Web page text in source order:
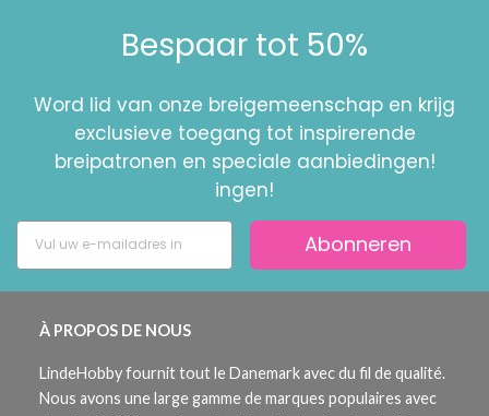
Bespaar tot 50%
Word lid van onze breigemeenschap en krijg
exclusieve toegang tot inspirerende
breipatronen en speciale aanbiedingen!
ingen!
Abonneren
À PROPOS DE NOUS
LindeHobby fournit tout le Danemark avec du fil de qualité.
Nous avons une large gamme de marques populaires avec